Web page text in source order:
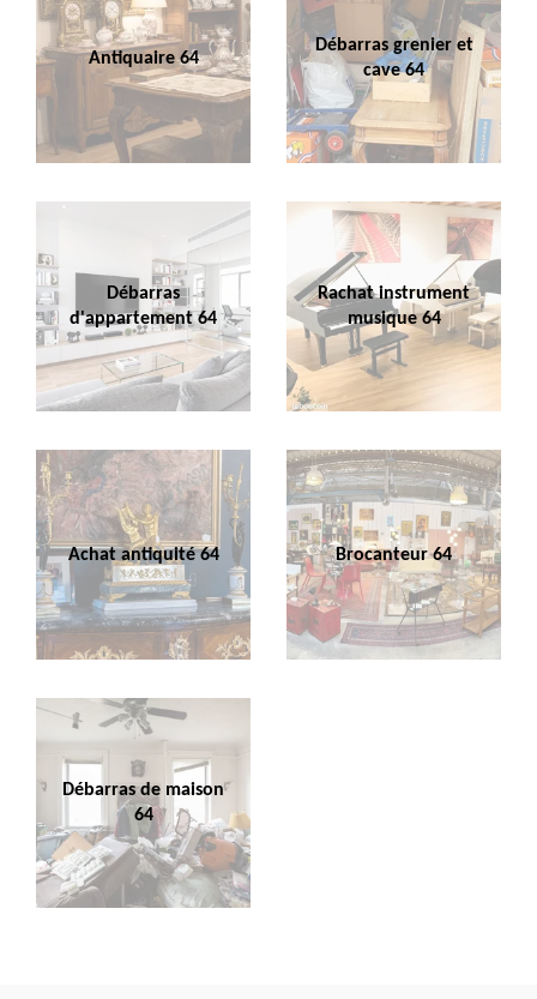
Antiquaire 64
Débarras grenier et
cave 64
Débarras
d'appartement 64
Rachat instrument
musique 64
Achat antiquité 64 Brocanteur 64
Débarras de maison
64